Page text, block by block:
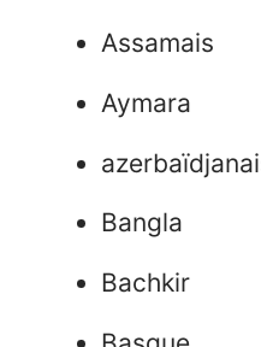
Assamais
Aymara
Bangla
Bachkir